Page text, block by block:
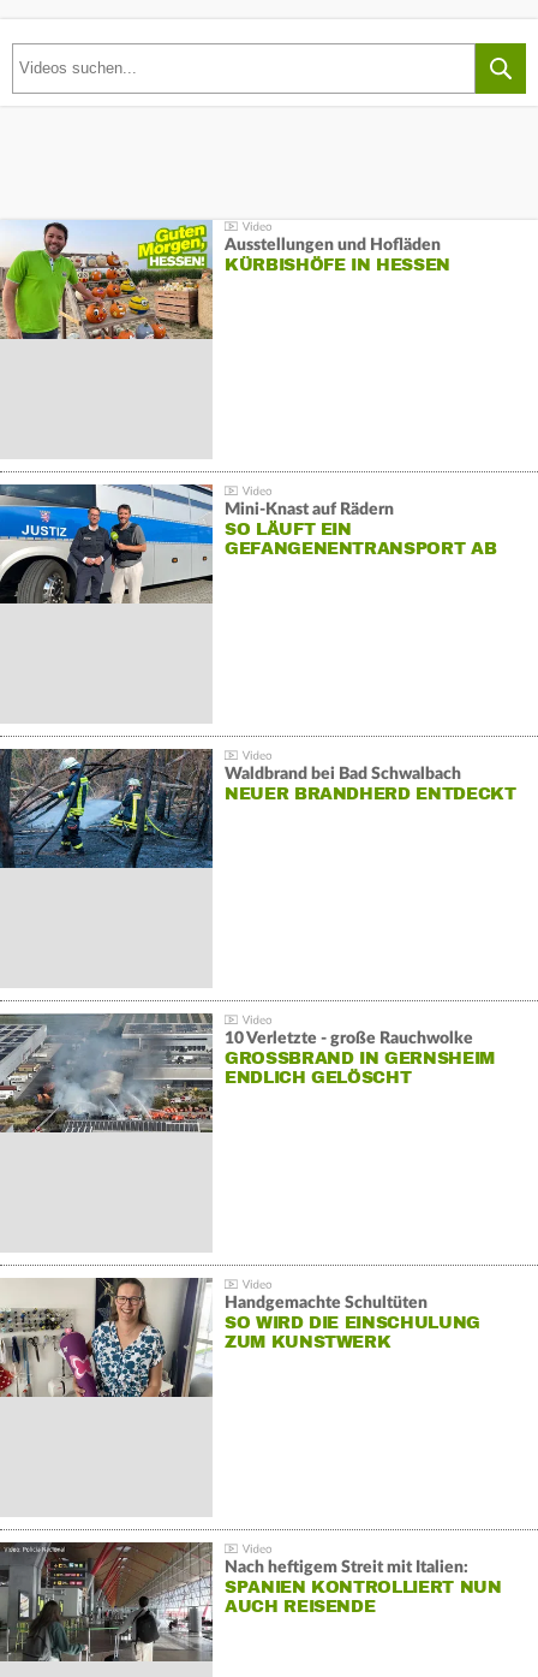
Ausstellungen und Hofläden
KÜRBISHÖFE IN HESSEN
Mini-Knast auf Rädern
SO LÄUFT EIN
GEFANGENENTRANSPORT AB
Waldbrand bei Bad Schwalbach
NEUER BRANDHERD ENTDECKT
10 Verletzte - große Rauchwolke
GROSSBRAND IN GERNSHEIM E
NDLICH GELÖSCHT
Handgemachte Schultüten
SO WIRD DIE EINSCHULUNG
ZUM KUNSTWERK
Nach heftigem Streit mit Italien:
SPANIEN KONTROLLIERT NUN
AUCH REISENDE